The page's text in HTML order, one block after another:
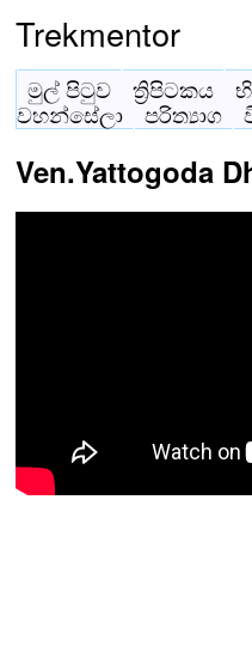
Trekmentor
මුල් පිටුව ත්‍රිපිටකය
වහන්සේලා
පරිත්‍යාග
Ven.Yattogoda